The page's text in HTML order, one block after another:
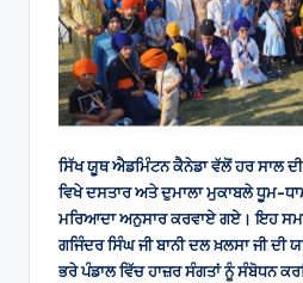
ਸਿੱਖ ਯੂਥ ਐਡਮਿੰਟਨ ਕੈਨੇਡਾ ਵੱਲੋਂ ਹਰ ਸਾਲ
ਵਿਖੇ ਦਸਤਾਰ ਅਤੇ ਦੁਮਾਲਾ ਮੁਕਾਬਲੇ ਧੂਮ-
ਮਰਿਆਦਾ ਅਨੁਸਾਰ ਕਰਵਾਏ ਗਏ। ਇਹ
ਗਜਿੰਦਰ ਸਿੰਘ ਜੀ ਬਾਨੀ ਦਲ ਖ਼ਲਸਾ ਜੀ ਦੀ
ਭਰੇ ਪੰਡਾਲ ਵਿੱਚ ਹਾਜ਼ਰ ਸੰਗਤਾਂ ਨੂੰ ਸੰਬੋਧਨ